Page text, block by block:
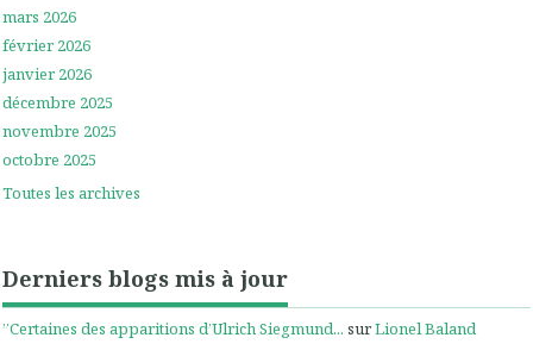
mars 2026
février 2026
janvier 2026
décembre 2025
novembre 2025
octobre 2025
Toutes les archives
Derniers blogs mis à jour
”Certaines des apparitions d’Ulrich Siegmund... surLionel Baland